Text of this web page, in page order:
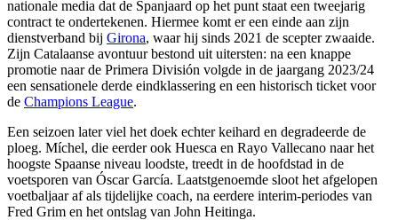
nationale media dat de Spanjaard op het punt staat een tweejarig
contract te ondertekenen. Hiermee komt er een einde aan zijn
dienstverband bij Girona, waar hij sinds 2021 de scepter zwaaide.
Zijn Catalaanse avontuur bestond uit uitersten: na een knappe
promotie naar de Primera División volgde in de jaargang 2023/24
een sensationele derde eindklassering en een historisch ticket voor
de Champions League.
Een seizoen later viel het doek echter keihard en degradeerde de
ploeg. Míchel, die eerder ook Huesca en Rayo Vallecano naar het
hoogste Spaanse niveau loodste, treedt in de hoofdstad in de
voetsporen van Óscar García. Laatstgenoemde sloot het afgelopen
voetbaljaar af als tijdelijke coach, na eerdere interim-periodes van
Fred Grim en het ontslag van John Heitinga.